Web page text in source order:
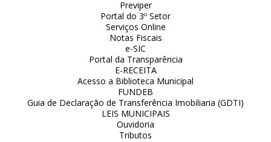
Previper
Portal do 3º Setor
Serviços Online
Notas Fiscais
e-SIC
Portal da Transparência
E-RECEITA
Acesso a Biblioteca Municipal
FUNDEB
Guia de Declaração de Transferência Imobiliaria (GDTI)
LEIS MUNICIPAIS
Ouvidoria
Tributos